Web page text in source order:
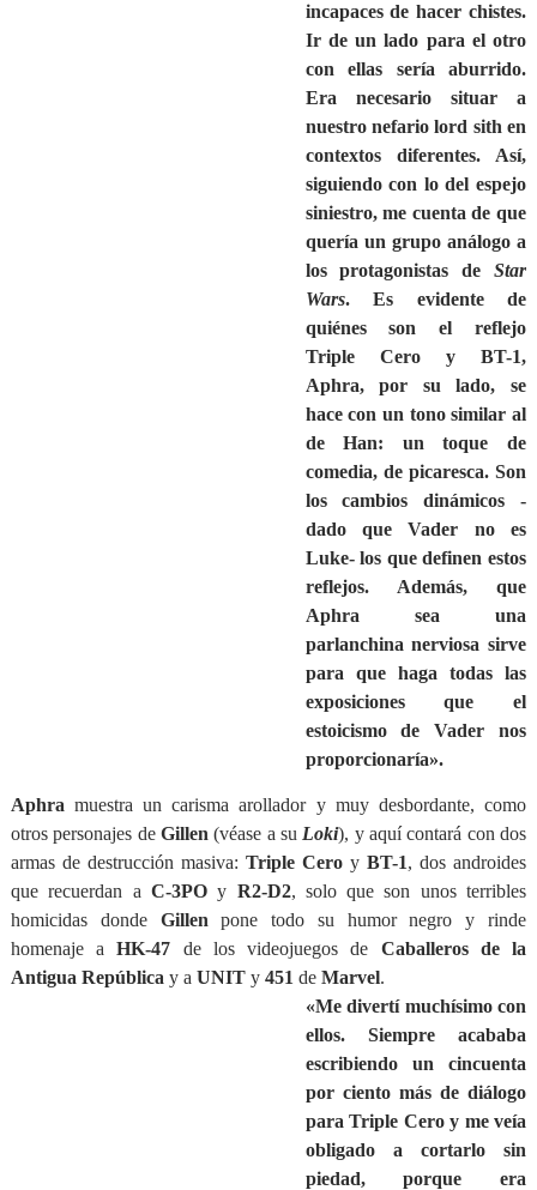
incapaces de hacer chistes.
Ir de un lado para el otro
con ellas sería aburrido.
Era necesario situar a
nuestro nefario lord sith en
contextos diferentes. Así,
siguiendo con lo del espejo
siniestro, me cuenta de que
quería un grupo análogo a
los protagonistas deStar
Wars. Es evidente de
quiénes son el reflejo
Triple Cero y BT-1,
Aphra, por su lado, se
hace con un tono similar al
de Han: un toque de
comedia, de picaresca. Son
los cambios dinámicos -
dado que Vader no es
Luke- los que definen estos
reflejos. Además, que
Aphra sea una
parlanchina nerviosa sirve
para que haga todas las
exposiciones que el
estoicismo de Vader nos
proporcionaría».
Aphramuestra un carisma arollador y muy desbordante, como
otros personajes de Gillen (véase a su Loki), y aquí contará con dos
armas de destrucción masiva: Triple CeroyBT-1, dos androides
que recuerdan a C-3POy R2-D2, solo que son unos terribles
homicidas donde Gillenpone todo su humor negro y rinde
homenaje aHK-47 de los videojuegos de Caballeros de la
Antigua República y a UNIT y 451 de Marvel.
«Me divertí muchísimo con
ellos. Siempre acababa
escribiendo un cincuenta
por ciento más de diálogo
para Triple Cero y me veía
obligado a cortarlo sin
piedad, porque era